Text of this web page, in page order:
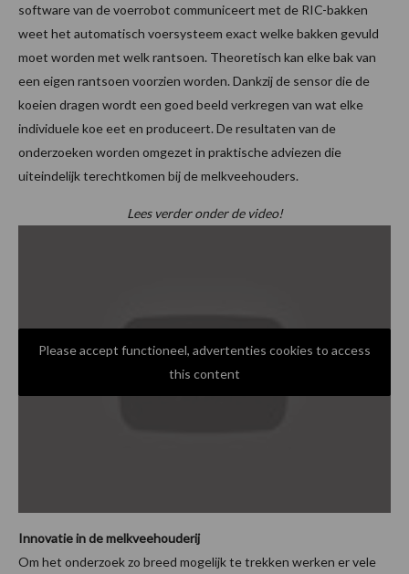
software van de voerrobot communiceert met de RIC-bakken
weet het automatisch voersysteem exact welke bakken gevuld
moet worden met welk rantsoen. Theoretisch kan elke bak van
een eigen rantsoen voorzien worden. Dankzij de sensor die de
koeien dragen wordt een goed beeld verkregen van wat elke
individuele koe eet en produceert. De resultaten van de
onderzoeken worden omgezet in praktische adviezen die
uiteindelijk terechtkomen bij de melkveehouders.
Lees verder onder de video!
Please accept functioneel, advertenties cookies to access
this content
Innovatie in de melkveehouderij
Om het onderzoek zo breed mogelijk te trekken werken er vele